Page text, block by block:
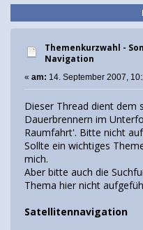
Themenkurzwahl -
Navigation
« am: 14. September 2007,
Dieser Thread dient dem
Dauerbrennern im
Raumfahrt'. Bitte nicht
Sollte ein wichtiges
mich.
Aber bitte auch die
Thema hier nicht
Satellitennavigation